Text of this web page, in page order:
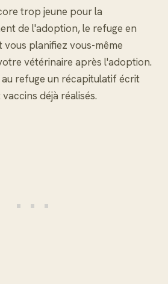
trop jeune pour la
de l'adoption, le refuge en
vous planifiez vous-même
vétérinaire après l'adoption.
refuge un récapitulatif écrit
déjà réalisés.